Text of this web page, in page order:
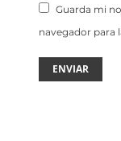
Guarda mi
navegador para